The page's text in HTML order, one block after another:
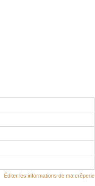
Éditer les informations de ma crêperie